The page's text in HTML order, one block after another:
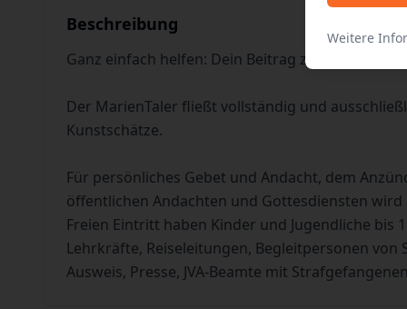
Beschreibung
Ganz einfach helfen: Dein Beitrag zur Erhaltung
Der MarienTaler fließt vollständig und
Kunstschätze.
Für persönliches Gebet und Andacht, dem
öffentlichen Andachten und Gottesdiensten
Freien Eintritt haben Kinder und Jugendliche bis
Lehrkräfte, Reiseleitungen, Begleitpersonen
Ausweis, Presse, JVA-Beamte mit
Weitere